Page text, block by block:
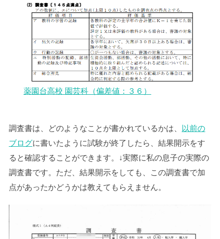
薬園台高校 園芸科（偏差値：３６）
調査書は、どのようなことが書かれているかは、
以前の
ブログに書いたように試験が終了したら、結果開示をす
ると確認することができます。↓実際に私の息子の実際の
調査書です。ただ、結果開示をしても、この調査書で加
点があったかどうかは教えてもらえません。